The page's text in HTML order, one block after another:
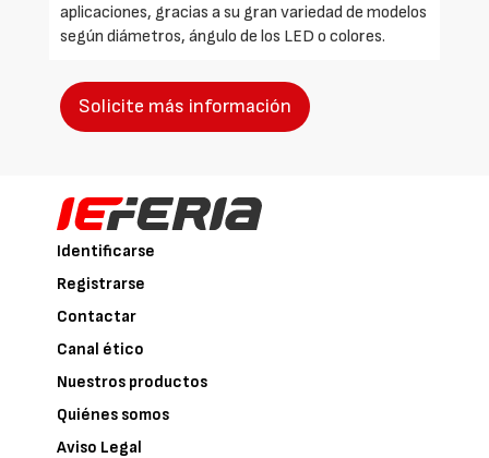
aplicaciones, gracias a su gran variedad de modelos
según diámetros, ángulo de los LED o colores.
Solicite más información
Identificarse
Registrarse
Contactar
Canal ético
Nuestros productos
Quiénes somos
Aviso Legal